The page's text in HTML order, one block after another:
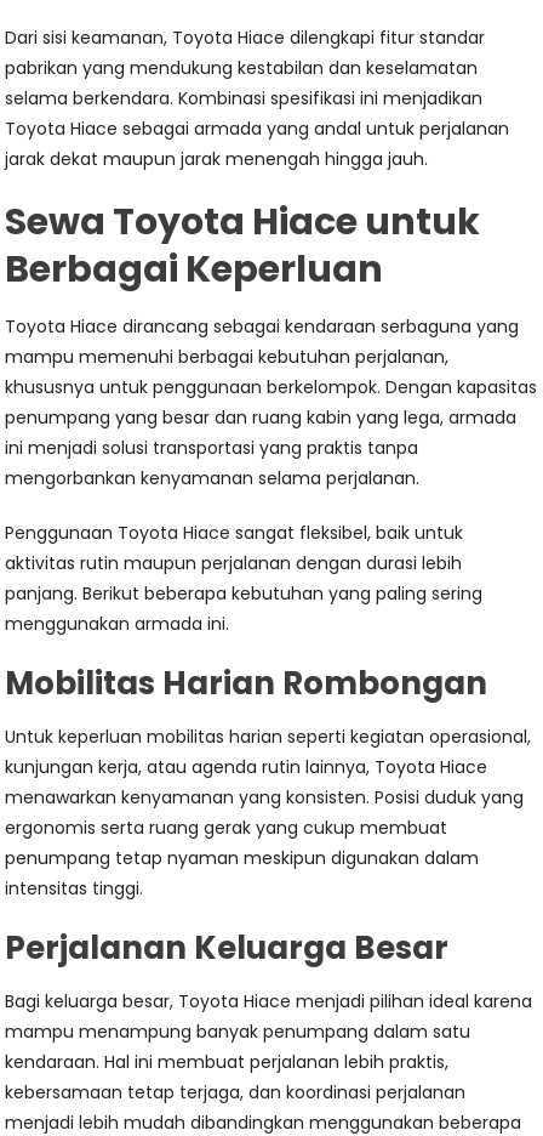
Dari sisi keamanan, Toyota Hiace dilengkapi fitur standar
pabrikan yang mendukung kestabilan dan keselamatan
selama berkendara. Kombinasi spesifikasi ini menjadikan
Toyota Hiace sebagai armada yang andal untuk perjalanan
jarak dekat maupun jarak menengah hingga jauh.
Sewa Toyota Hiace untuk
Berbagai Keperluan
Toyota Hiace dirancang sebagai kendaraan serbaguna yang
mampu memenuhi berbagai kebutuhan perjalanan,
khususnya untuk penggunaan berkelompok. Dengan kapasitas
penumpang yang besar dan ruang kabin yang lega, armada
ini menjadi solusi transportasi yang praktis tanpa
mengorbankan kenyamanan selama perjalanan.
Penggunaan Toyota Hiace sangat fleksibel, baik untuk
aktivitas rutin maupun perjalanan dengan durasi lebih
panjang. Berikut beberapa kebutuhan yang paling sering
menggunakan armada ini.
Mobilitas Harian Rombongan
Untuk keperluan mobilitas harian seperti kegiatan operasional,
kunjungan kerja, atau agenda rutin lainnya, Toyota Hiace
menawarkan kenyamanan yang konsisten. Posisi duduk yang
ergonomis serta ruang gerak yang cukup membuat
penumpang tetap nyaman meskipun digunakan dalam
intensitas tinggi.
Perjalanan Keluarga Besar
Bagi keluarga besar, Toyota Hiace menjadi pilihan ideal karena
mampu menampung banyak penumpang dalam satu
kendaraan. Hal ini membuat perjalanan lebih praktis,
kebersamaan tetap terjaga, dan koordinasi perjalanan
menjadi lebih mudah dibandingkan menggunakan beberapa